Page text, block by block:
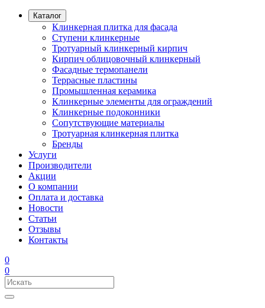
Каталог
Клинкерная плитка для фасада
Ступени клинкерные
Тротуарный клинкерный кирпич
Кирпич облицовочный клинкерный
Фасадные термопанели
Террасные пластины
Промышленная керамика
Клинкерные элементы для ограждений
Клинкерные подоконники
Сопутствующие материалы
Тротуарная клинкерная плитка
Бренды
Услуги
Производители
Акции
О компании
Оплата и доставка
Новости
Статьи
Отзывы
Контакты
0
0